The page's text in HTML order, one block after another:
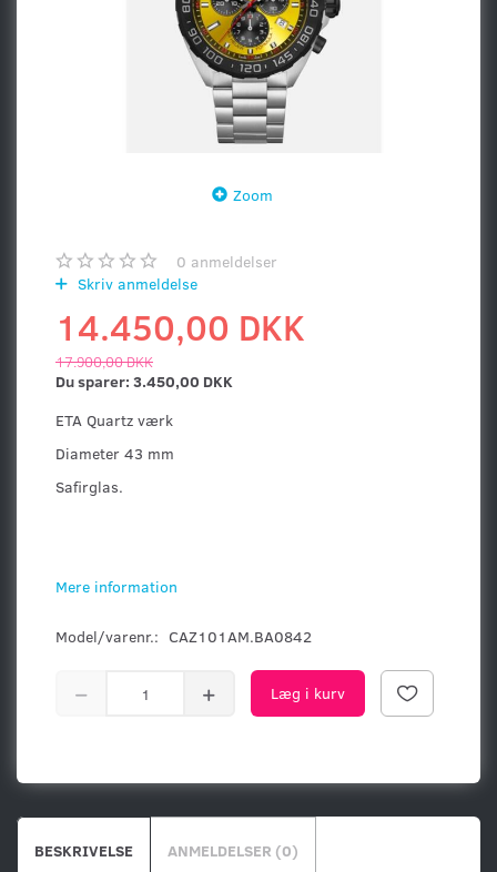
Zoom
0 anmeldelser
Skriv anmeldelse
14.450,00 DKK
17.900,00 DKK
Du sparer: 3.450,00 DKK
ETA Quartz værk
Diameter 43 mm
Safirglas.
Mere information
Model/varenr.: CAZ101AM.BA0842
Læg i kurv
BESKRIVELSE ANMELDELSER (0)